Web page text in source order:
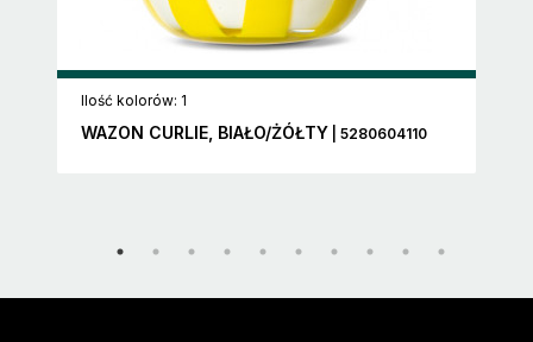
Ilość kolorów: 1
WAZON CURLIE, BIAŁO/ŻÓŁTY | 5280604110